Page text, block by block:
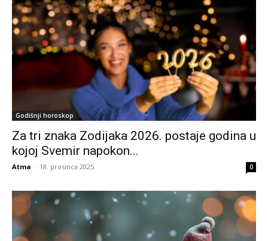
Godišnji horoskop
Za tri znaka Zodijaka 2026. postaje godina u
kojoj Svemir napokon...
Atma - 18. prosinca 2025. 0